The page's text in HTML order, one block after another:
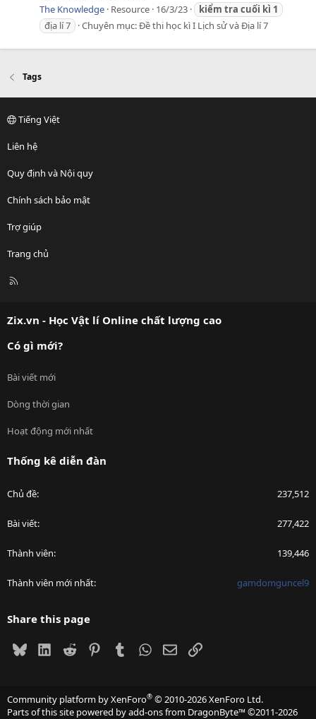
The Knowledge Resource 16/3/23 kiểm tra cuối kì 1
địa lí 7
Chuyên mục:Đề thi học kì I Lịch sử và Địa lí 7
Tags
Tiếng Việt
Liên hệ
Quy định và Nội quy
Chính sách bảo mật
Trợ giúp
Trang chủ
R
Zix.vn - Học Vật lí Online chất lượng cao
Có gì mới?
Bài viết mới
Dòng thời gian
Hoạt động mới nhất
Thống kê diễn đàn
Chủ đề 237,512
Bài viết 277,422
Thành viên 139,446
Thành viên mới nhất gamdomguncel9
Share this page
BlueskyLinkedIn
Reddit PinterestTumblrWhatsApp
EmailLink
Community platform by XenForo® © 2010-2026 XenForo Ltd.
Parts of this site powered byadd-ons from DragonByte™©2011-2026